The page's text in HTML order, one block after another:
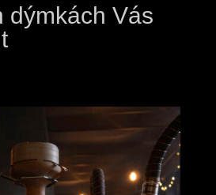
dýmkách Vás